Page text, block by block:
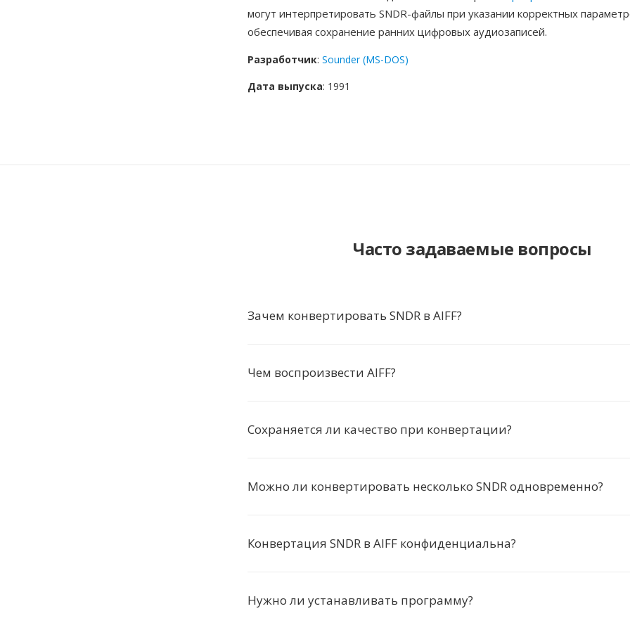
могут интерпретировать SNDR-файлы при указании корректных
обеспечивая сохранение ранних цифровых аудиозаписей.
Разработчик: Sounder (MS-DOS)
Дата выпуска: 1991
Часто задаваемые вопросы
Зачем конвертировать SNDR в AIFF?
Чем воспроизвести AIFF?
Сохраняется ли качество при конвертации?
Можно ли конвертировать несколько SNDR одновременно?
Конвертация SNDR в AIFF конфиденциальна?
Нужно ли устанавливать программу?